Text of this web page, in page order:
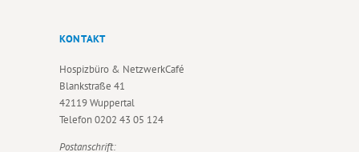
KONTAKT
Hospizbüro & NetzwerkCafé
Blankstraße 41
42119 Wuppertal
Telefon0202 43 05 124
Postanschrift: